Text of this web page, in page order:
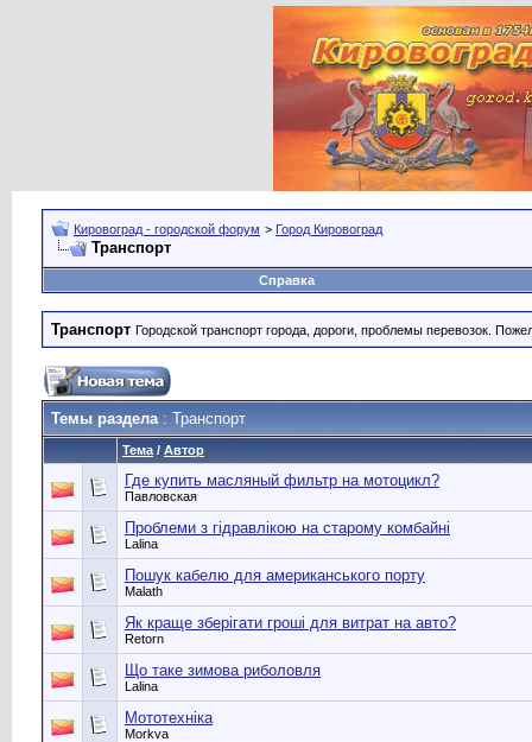
Кировоград - городской форум > Город Кировоград
Транспорт
Справка
Транспорт Городской транспорт города, дороги, проблемы перевозок.
Темы раздела: Транспорт
Тема / Автор
Где купить масляный фильтр на мотоцикл?
Павловская
Проблеми з гідравлікою на старому комбайні
Lalina
Пошук кабелю для американського порту
Malath
Як краще зберігати гроші для витрат на авто?
Retorn
Що таке зимова риболовля
Lalina
Мототехніка
Morkva